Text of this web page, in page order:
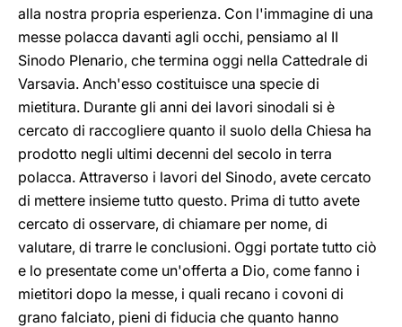
alla nostra propria esperienza. Con l'immagine di una
messe polacca davanti agli occhi, pensiamo al II
Sinodo Plenario, che termina oggi nella Cattedrale di
Varsavia. Anch'esso costituisce una specie di
mietitura. Durante gli anni dei lavori sinodali si è
cercato di raccogliere quanto il suolo della Chiesa ha
prodotto negli ultimi decenni del secolo in terra
polacca. Attraverso i lavori del Sinodo, avete cercato
di mettere insieme tutto questo. Prima di tutto avete
cercato di osservare, di chiamare per nome, di
valutare, di trarre le conclusioni. Oggi portate tutto ciò
e lo presentate come un'offerta a Dio, come fanno i
mietitori dopo la messe, i quali recano i covoni di
grano falciato, pieni di fiducia che quanto hanno